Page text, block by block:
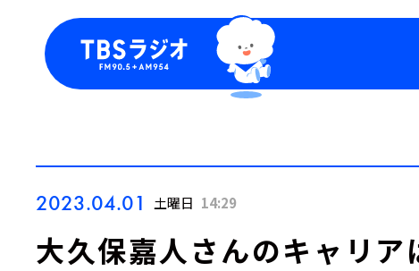
2023.04.01 土曜日 14:29
大久保嘉人さんのキャリア